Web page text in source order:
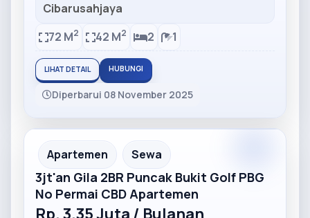
Cibarusahjaya
72 M2 42 M2 2 1
LIHAT DETAIL HUBUNGI
Diperbarui 08 November 2025
Partner Ad
Apartemen Sewa
3jt'an Gila 2BR Puncak Bukit Golf PBG
No Permai CBD Apartemen
Rp. 3.35 Juta / Bulanan